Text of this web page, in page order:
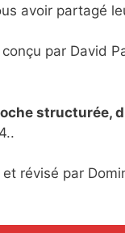
avoir partagé
par David
structurée,
révisé par